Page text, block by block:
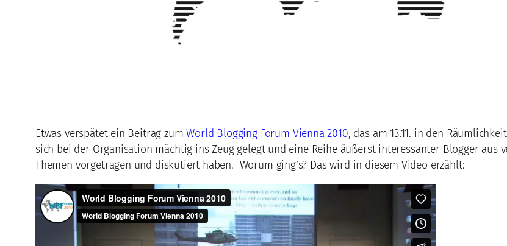
Etwas verspätet ein Beitrag zumWorld Blogging Forum Vienna 2010, das am 13.11. in den
sich bei der Organisation mächtig ins Zeug gelegt und eine Reihe äußerst interessanter Blogger aus
Themen vorgetragen und diskutiert haben. Worum ging’s? Das wird in diesem Video erzählt: